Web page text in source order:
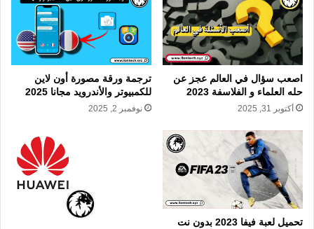
اصعب سؤال في العالم عجز عن
حله العلماء و الفلاسفة 2023
أكتوبر 31, 2025
ترجمة ورقة مصورة أون لاين
للكمبيوتر والأندرويد مجانا 2025
نوفمبر 2, 2025
تحميل لعبة فيفا 2023 بدون نت